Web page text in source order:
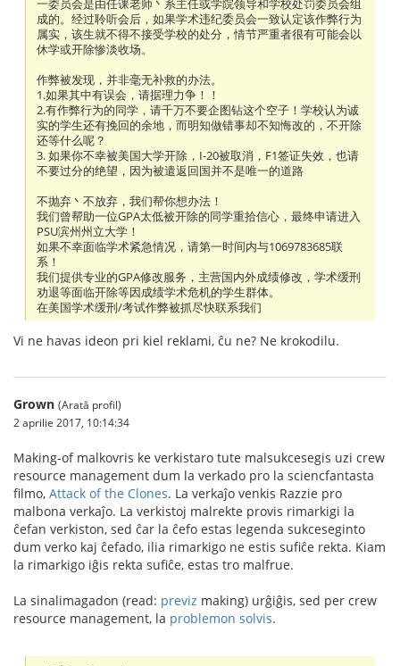
一委员会是由任课老师丶系主任或学院领导和学校处罚委员会组
成的。经过聆听会后，如果学术违纪委员会一致认定该作弊行为
属实，该生就不得不接受学校的处分，情节严重者很有可能会以
休学或开除惨淡收场。
作弊被发现，并非毫无补救的办法。
1.如果其中有误会，请据理力争！！
2.有作弊行为的同学，请千万不要企图钻这个空子！学校认为诚
实的学生还有挽回的余地，而明知做错事却不知悔改的，不开除
还等什么呢？
3. 如果你不幸被美国大学开除，I-20被取消，F1签证失效，也请
不要过分的绝望，因为被遣返回国并不是唯一的道路
不抛弃丶不放弃，我们帮你想办法！
我们曾帮助一位GPA太低被开除的同学重拾信心，最终申请进入
PSU滨州州立大学！
如果不幸面临学术紧急情况，请第一时间内与1069783685联
系！
我们提供专业的GPA修改服务，主营国内外成绩修改，学术缓刑
劝退等面临开除等因成绩学术危机的学生群体。
在美国学术缓刑/考试作弊被抓尽快联系我们
Vi ne havas ideon pri kiel reklami, ĉu ne? Ne krokodilu.
Grown (Arată profil)
2 aprilie 2017, 10:14:34
Making-of malkovris ke verkistaro tute malsukcesegis uzi crew
resource management dum la verkado pro la sciencfantasta
filmo, Attack of the Clones. La verkaĵo venkis Razzie pro
malbona verkaĵo. La verkistoj malrekte provis rimarkigi la
ĉefan verkiston, sed ĉar la ĉefo estas legenda sukceseginto
dum verko kaj ĉefado, ilia rimarkigo ne estis sufiĉe rekta. Kiam
la rimarkigo iĝis rekta sufiĉe, estas tro malfrue.
La sinalimagadon (read: previz making) urĝiĝis, sed per crew
resource management, la problemon solvis.